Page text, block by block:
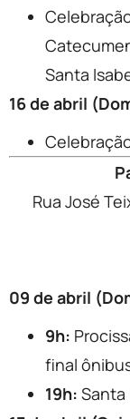
Santa
16 de abril
Rua José
09 de abril
9h:
final
19h: Santa